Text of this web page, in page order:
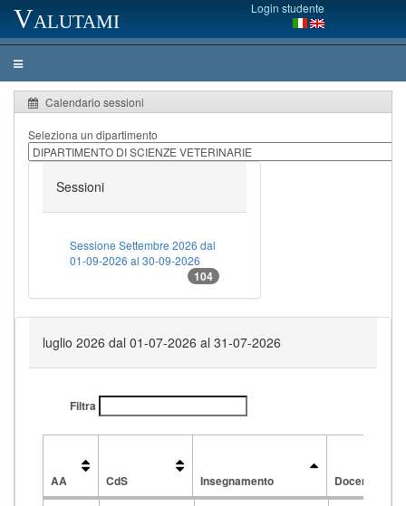
Valutami Login studente
Calendario sessioni
Seleziona un dipartimento
Sessioni
Sessione Settembre 2026 dal
01-09-2026 al 30-09-2026
104
luglio 2026 dal 01-07-2026 al 31-07-2026
Filtra
AA CdS Insegnamento
Docente